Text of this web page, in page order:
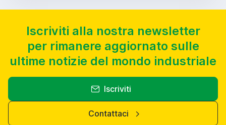
Iscriviti alla nostra newsletter
per rimanere aggiornato sulle
ultime notizie del mondo industriale
Iscriviti
Contattaci